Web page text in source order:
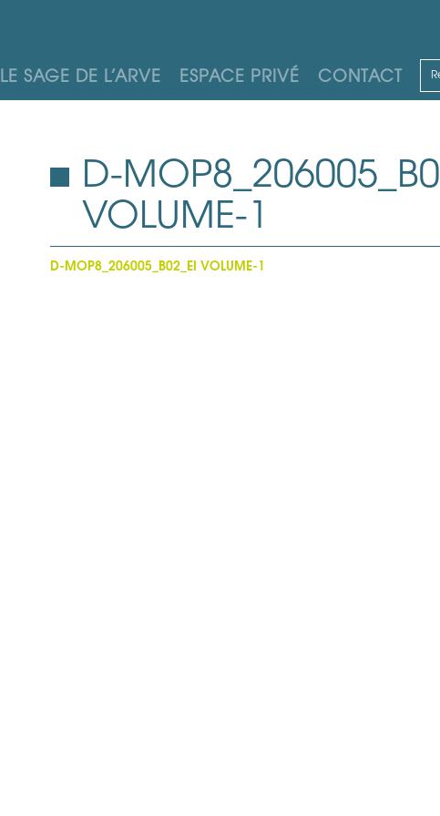
LE SAGE DE L’ARVE ESPACE PRIVÉ CONTACT
D-
VOLUME-1
D-MOP8_206005_B02_EI VOLUME-1